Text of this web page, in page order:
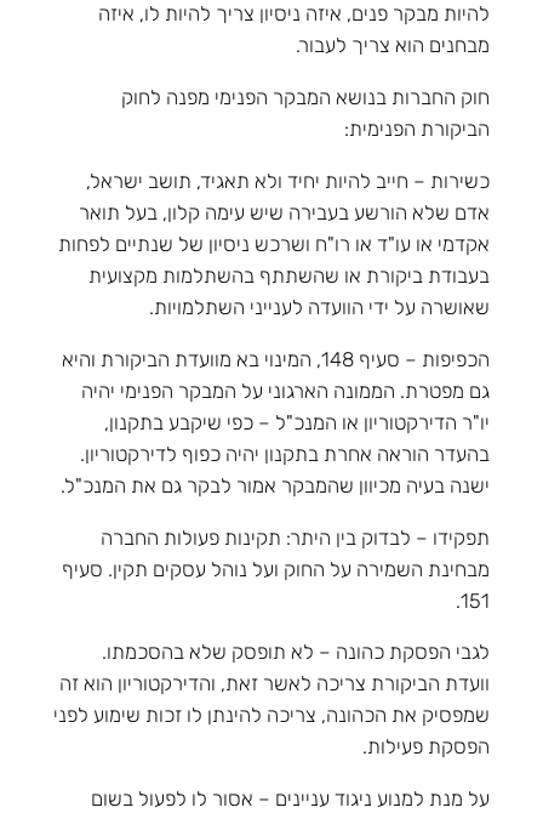
להיות מבקר פנים, איזה ניסיון צריך להיות לו, איזה
מבחנים הוא צריך לעבור.
חוק החברות בנושא המבקר הפנימי מפנה לחוק
הביקורת הפנימית:
כשירות – חייב להיות יחיד ולא תאגיד, תושב ישראל,
אדם שלא הורשע בעבירה שיש עימה קלון, בעל תואר
אקדמי או עו"ד או רו"ח ושרכש ניסיון של שנתיים לפחות
בעבודת ביקורת או שהשתתף בהשתלמות מקצועית
שאושרה על ידי הוועדה לענייני השתלמויות.
הכפיפות – סעיף 148, המינוי בא מוועדת הביקורת והיא
גם מפטרת. הממונה הארגוני על המבקר הפנימי יהיה
יו"ר הדירקטוריון או המנכ"ל – כפי שיקבע בתקנון,
בהעדר הוראה אחרת בתקנון יהיה כפוף לדירקטוריון.
ישנה בעיה מכיוון שהמבקר אמור לבקר גם את המנכ"ל.
תפקידו – לבדוק בין היתר: תקינות פעולות החברה
מבחינת השמירה על החוק ועל נוהל עסקים תקין. סעיף
151.
לגבי הפסקת כהונה – לא תופסק שלא בהסכמתו.
וועדת הביקורת צריכה לאשר זאת, והדירקטוריון הוא זה
שמפסיק את הכהונה, צריכה להינתן לו זכות שימוע לפני
הפסקת פעילות.
על מנת למנוע ניגוד עניינים – אסור לו לפעול בשום